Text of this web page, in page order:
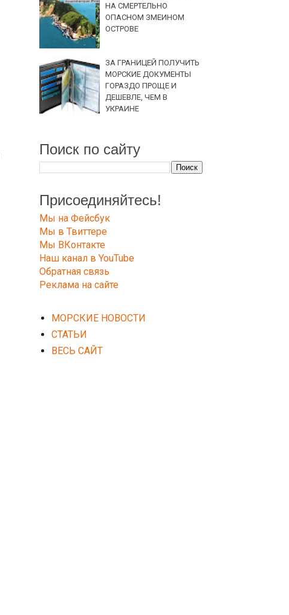
НА СМЕРТЕЛЬНО
ОПАСНОМ ЗМЕИНОМ
ОСТРОВЕ
ЗА ГРАНИЦЕЙ ПОЛУЧИТЬ
МОРСКИЕ ДОКУМЕНТЫ
ГОРАЗДО ПРОЩЕ И
ДЕШЕВЛЕ, ЧЕМ В
УКРАИНЕ
Поиск по сайту
Присоединяйтесь!
Мы на Фейсбук
Мы в Твиттере
Мы ВКонтакте
Наш канал в YouTube
Обратная связь
Реклама на сайте
МОРСКИЕ НОВОСТИ
СТАТЬИ
ВЕСЬ САЙТ